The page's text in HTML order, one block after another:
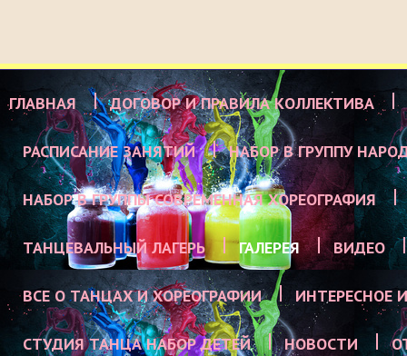
ГЛАВНАЯ ДОГОВОР И ПРАВИЛА КОЛЛЕКТИВА
РАСПИСАНИЕ ЗАНЯТИЙ НАБОР В ГРУППУ
НАБОР В ГРУППЫ СОВРЕМЕННАЯ ХОРЕОГРАФИЯ
ТАНЦЕВАЛЬНЫЙ ЛАГЕРЬ ГАЛЕРЕЯ ВИДЕО
ВСЕ О ТАНЦАХ И ХОРЕОГРАФИИ ИНТЕРЕСНОЕ
СТУДИЯ ТАНЦА НАБОР ДЕТЕЙ НОВОСТИ